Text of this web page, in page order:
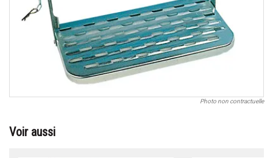
Photo non contractuelle
Voir aussi